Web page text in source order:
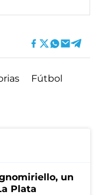
Fútbol
un
Plata